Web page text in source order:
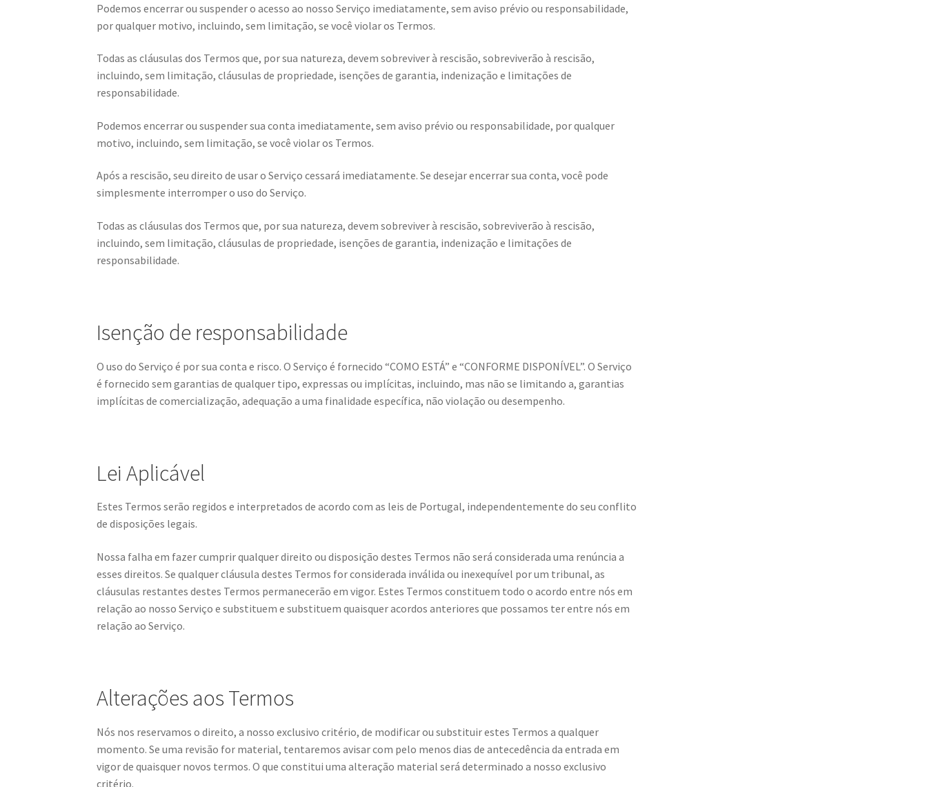
Podemos encerrar ou suspender o acesso ao nosso Serviço imediatamente, sem aviso prévio ou responsabilidade,
por qualquer motivo, incluindo, sem limitação, se você violar os Termos.
Todas as cláusulas dos Termos que, por sua natureza, devem sobreviver à rescisão, sobreviverão à rescisão,
incluindo, sem limitação, cláusulas de propriedade, isenções de garantia, indenização e limitações de
responsabilidade.
Podemos encerrar ou suspender sua conta imediatamente, sem aviso prévio ou responsabilidade, por qualquer
motivo, incluindo, sem limitação, se você violar os Termos.
Após a rescisão, seu direito de usar o Serviço cessará imediatamente. Se desejar encerrar sua conta, você pode
simplesmente interromper o uso do Serviço.
Todas as cláusulas dos Termos que, por sua natureza, devem sobreviver à rescisão, sobreviverão à rescisão,
incluindo, sem limitação, cláusulas de propriedade, isenções de garantia, indenização e limitações de
responsabilidade.
Isenção de responsabilidade
O uso do Serviço é por sua conta e risco. O Serviço é fornecido “COMO ESTÁ” e “CONFORME DISPONÍVEL”. O Serviço
é fornecido sem garantias de qualquer tipo, expressas ou implícitas, incluindo, mas não se limitando a, garantias
implícitas de comercialização, adequação a uma finalidade específica, não violação ou desempenho.
Lei Aplicável
Estes Termos serão regidos e interpretados de acordo com as leis de Portugal, independentemente do seu conflito
de disposições legais.
Nossa falha em fazer cumprir qualquer direito ou disposição destes Termos não será considerada uma renúncia a
esses direitos. Se qualquer cláusula destes Termos for considerada inválida ou inexequível por um tribunal, as
cláusulas restantes destes Termos permanecerão em vigor. Estes Termos constituem todo o acordo entre nós em
relação ao nosso Serviço e substituem e substituem quaisquer acordos anteriores que possamos ter entre nós em
relação ao Serviço.
Alterações aos Termos
Nós nos reservamos o direito, a nosso exclusivo critério, de modificar ou substituir estes Termos a qualquer
momento. Se uma revisão for material, tentaremos avisar com pelo menos dias de antecedência da entrada em
vigor de quaisquer novos termos. O que constitui uma alteração material será determinado a nosso exclusivo
critério.